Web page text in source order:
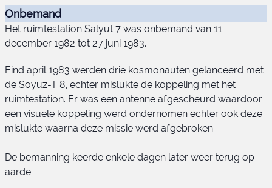
Soyuz-T 7 bemanning
Onbemand
Het ruimtestation Salyut 7 was onbemand van 11
december 1982 tot 27 juni 1983.
Eind april 1983 werden drie kosmonauten gelanceerd met
de Soyuz-T 8, echter mislukte de koppeling met het
ruimtestation. Er was een antenne afgescheurd waardoor
een visuele koppeling werd ondernomen echter ook deze
mislukte waarna deze missie werd afgebroken.
De bemanning keerde enkele dagen later weer terug op
aarde.